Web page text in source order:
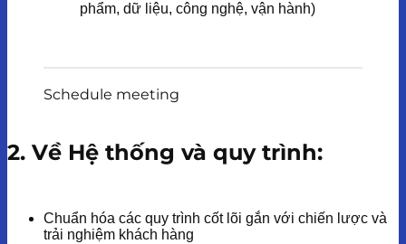
phẩm, dữ liệu, công nghệ, vận hành)
Schedule meeting
2. Về Hệ thống và quy trình:
Chuẩn hóa các quy trình cốt lõi gắn với chiến lược và
trải nghiệm khách hàng